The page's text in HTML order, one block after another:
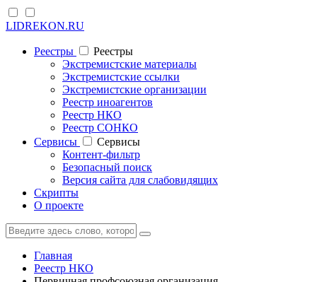
LIDREKON.RU
Реестры
Реестры
Экстремистские материалы
Экстремистские ссылки
Экстремистские организации
Реестр иноагентов
Реестр НКО
Реестр СОНКО
Cервисы
Cервисы
Контент-фильтр
Безопасный поиск
Версия сайта для слабовидящих
Скрипты
О проекте
Главная
Реестр НКО